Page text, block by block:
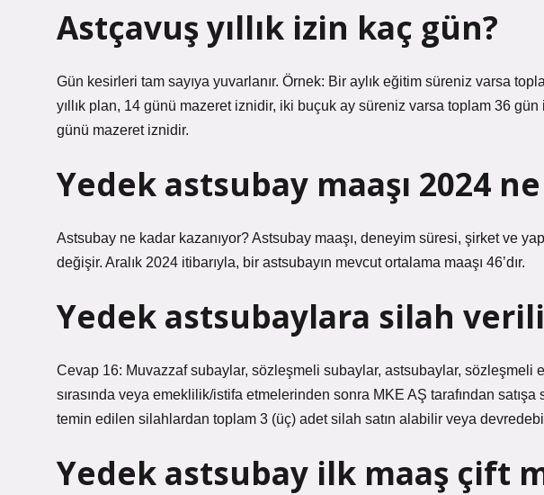
Astçavuş yıllık izin kaç gün?
Gün kesirleri tam sayıya yuvarlanır. Örnek: Bir aylık eğitim süreniz varsa
yıllık plan, 14 günü mazeret iznidir, iki buçuk ay süreniz varsa toplam 36 gün
günü mazeret iznidir.
Yedek astsubay maaşı 2024
Astsubay ne kadar kazanıyor? Astsubay maaşı, deneyim süresi, şirket ve
değişir. Aralık 2024 itibarıyla, bir astsubayın mevcut ortalama maaşı 46’dır.
Yedek astsubaylara silah
Cevap 16: Muvazzaf subaylar, sözleşmeli subaylar, astsubaylar, sözleşmeli
sırasında veya emeklilik/istifa etmelerinden sonra MKE AŞ tarafından
temin edilen silahlardan toplam 3 (üç) adet silah satın alabilir veya
Yedek astsubay ilk maaş çift